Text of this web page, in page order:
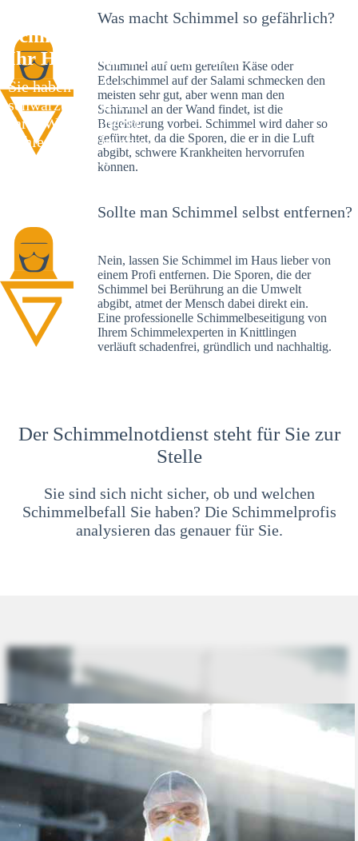
Schimmelexperte in Knittlingen –
Ihr Helfer an Ort und Stelle
Sie haben kürzlich
schwarze Flecken an
Ihrer Wand entdeckt?
Schlechte Nachrichten:
Sie haben einen
Was macht Schimmel so gefährlich?
Schimmel auf dem gereiften Käse oder
Edelschimmel auf der Salami schmecken den
meisten sehr gut, aber wenn man den
Schimmel an der Wand findet, ist die
Begeisterung vorbei. Schimmel wird daher so
gefürchtet, da die Sporen, die er in die Luft
abgibt, schwere Krankheiten hervorrufen
können.
Sollte man Schimmel selbst entfernen?
Nein, lassen Sie Schimmel im Haus lieber von
einem Profi entfernen. Die Sporen, die der
Schimmel bei Berührung an die Umwelt
abgibt, atmet der Mensch dabei direkt ein.
Eine professionelle Schimmelbeseitigung von
Ihrem Schimmelexperten in Knittlingen
verläuft schadenfrei, gründlich und nachhaltig.
Der Schimmelnotdienst steht für Sie zur
Stelle
Sie sind sich nicht sicher, ob und welchen
Schimmelbefall Sie haben? Die Schimmelprofis
analysieren das genauer für Sie.